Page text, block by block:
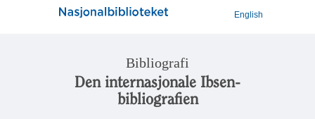
English
Bibliografi
Den internasjonale Ibsen-
bibliografien